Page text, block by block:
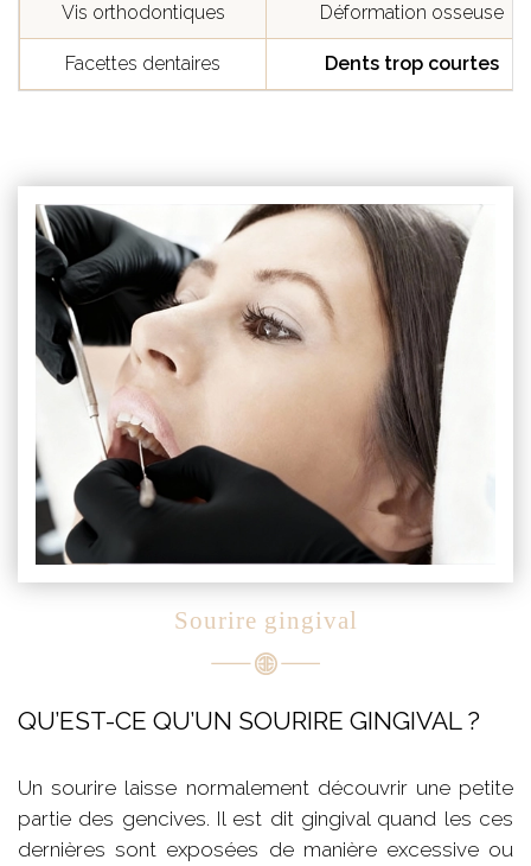
Vis orthodontiques Déformation osseuse
Facettes dentaires Dents trop courtes
Sourire gingival
QU’EST-CE QU’UN SOURIRE GINGIVAL ?
Un sourire laisse normalement découvrir une petite
partie des gencives. Il est dit gingival quand les ces
dernières sont exposées de manière excessive ou